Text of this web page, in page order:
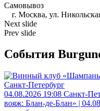
Самовывоз
г. Москва, ул.
Next slide
Prev slide
События
04.08.2026 19:08 Санкт-
вояж: Блан-де-Блан» |